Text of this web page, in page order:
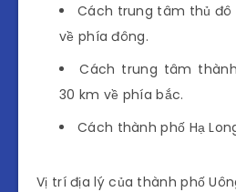
Cách trung tâm thủ đô
về phía đông.
Cách trung tâm
30 km về phía bắc.
Cách thành phố Hạ
Vị trí địa lý của thành phố